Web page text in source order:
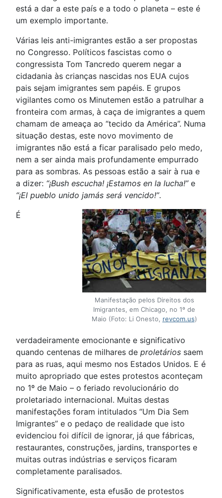
está a dar a este país e a todo o planeta – este é
um exemplo importante.
Várias leis anti-imigrantes estão a ser propostas
no Congresso. Políticos fascistas como o
congressista Tom Tancredo querem negar a
cidadania às crianças nascidas nos EUA cujos
pais sejam imigrantes sem papéis. E grupos
vigilantes como os Minutemen estão a patrulhar a
fronteira com armas, à caça de imigrantes a quem
chamam de ameaça ao “tecido da América”. Numa
situação destas, este novo movimento de
imigrantes não está a ficar paralisado pelo medo,
nem a ser ainda mais profundamente empurrado
para as sombras. As pessoas estão a sair à rua e
a dizer: “¡Bush escucha! ¡Estamos en la lucha!”e
“¡El pueblo unido jamás será vencido!”.
Manifestação pelos Direitos dos
Imigrantes, em Chicago, no 1º de
Maio (Foto: Li Onesto, revcom.us)
É
verdadeiramente emocionante e significativo
quando centenas de milhares de proletários saem
para as ruas, aqui mesmo nos Estados Unidos. E é
muito apropriado que estes protestos aconteçam
no 1º de Maio – o feriado revolucionário do
proletariado internacional. Muitas destas
manifestações foram intitulados “Um Dia Sem
Imigrantes” e o pedaço de realidade que isto
evidenciou foi difícil de ignorar, já que fábricas,
restaurantes, construções, jardins, transportes e
muitas outras indústrias e serviços ficaram
completamente paralisados.
Significativamente, esta efusão de protestos